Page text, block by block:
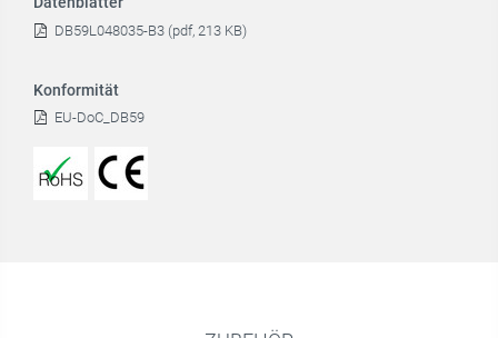
DB59L048035-B3 (pdf, 213 KB)
Konformität
EU-DoC_DB59